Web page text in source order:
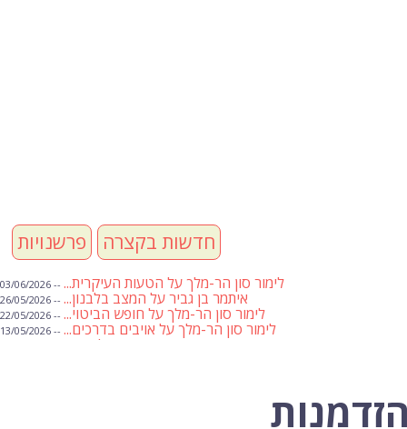
פרשנויות חדשות בקצרה
לימור סון הר-מלך על הטעות העיקרית... -- 03/06/2026
איתמר בן גביר על המצב בלבנון... -- 26/05/2026
לימור סון הר-מלך על חופש הביטוי... -- 22/05/2026
לימור סון הר-מלך על אויבים בדרכים... -- 13/05/2026
שבועת אמונים לדעאש